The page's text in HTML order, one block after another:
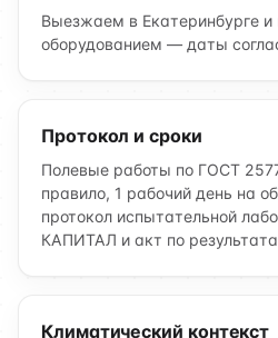
Выезжаем в Екатеринбурге
оборудованием — даты
Протокол и сроки
Полевые работы по ГОСТ
правило, 1 рабочий день на
протокол испытательной
КАПИТАЛ и акт по
Климатический контекст